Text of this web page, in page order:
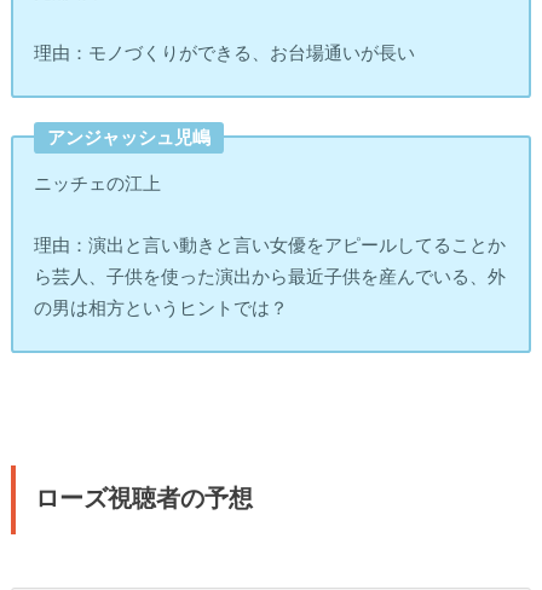
理由：モノづくりができる、お台場通いが長い
アンジャッシュ児嶋
ニッチェの江上
理由：演出と言い動きと言い女優をアピールしてることか
ら芸人、子供を使った演出から最近子供を産んでいる、外
の男は相方というヒントでは？
ローズ視聴者の予想